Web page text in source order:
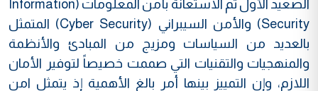
الصعيد الأول تم الاستعانة بأمن المعلومات (Information
Security) والأمن السيبراني (Cyber Security) المتمثل
بالعديد من السياسات ومزيج من المبادئ والأنظمة
والمنهجيات والتقنيات التي صممت خصيصاً لتوفير الأمان
اللازم، وإن التمييز بينها أمر بالغ الأهمية إذ يتمثل امن